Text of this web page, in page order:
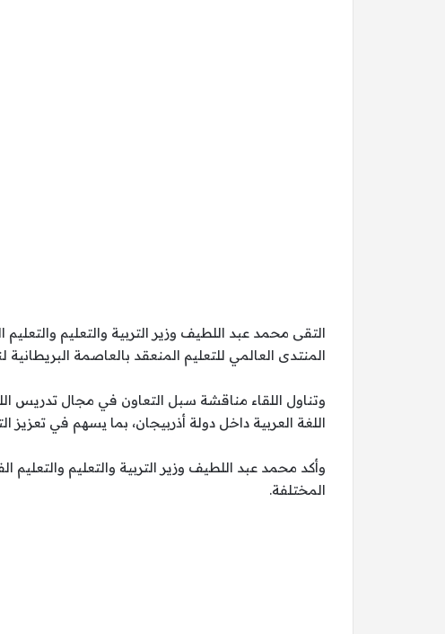
التقى محمد عبد اللطيف وزير التربية والتعليم
المنتدى العالمي للتعليم المنعقد بالعاصمة
وتناول اللقاء مناقشة سبل التعاون في مجال تدريس
اللغة العربية داخل دولة أذربيجان، بما يسهم في تعزيز
وأكد محمد عبد اللطيف وزير التربية والتعليم
المختلفة.